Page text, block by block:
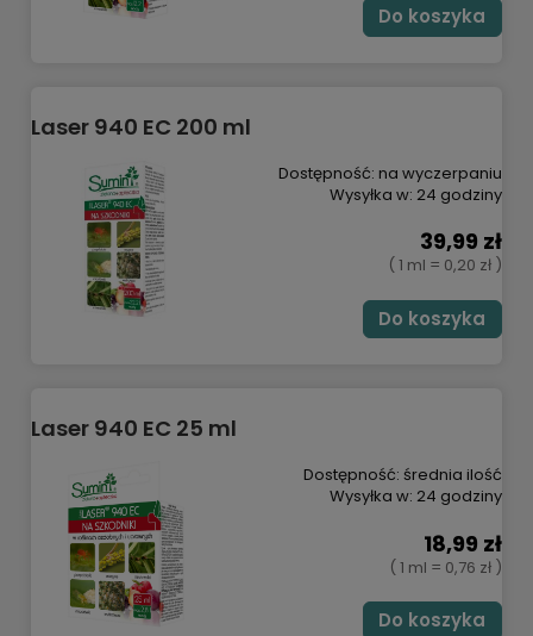
Do koszyka
Laser 940 EC 200 ml
Dostępność: na wyczerpaniu
Wysyłka w: 24 godziny
39,99 zł
( 1 ml = 0,20 zł )
Do koszyka
Laser 940 EC 25 ml
Dostępność: średnia ilość
Wysyłka w: 24 godziny
18,99 zł
( 1 ml = 0,76 zł )
Do koszyka